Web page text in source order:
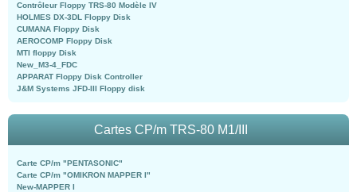
Contrôleur Floppy TRS-80 Modèle IV
HOLMES DX-3DL Floppy Disk
CUMANA Floppy Disk
AEROCOMP Floppy Disk
MTI floppy Disk
New_M3-4_FDC
APPARAT Floppy Disk Controller
J&M Systems JFD-III Floppy disk
Cartes CP/m TRS-80 M1/III
Carte CP/m "PENTASONIC"
Carte CP/m "OMIKRON MAPPER I"
New-MAPPER I